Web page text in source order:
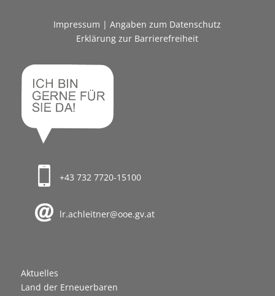
Impressum |Angaben zum Datenschutz
Erklärung zur Barrierefreiheit
+43 732 7720-15100
lr.achleitner@ooe.gv.at
Aktuelles
Land der Erneuerbaren